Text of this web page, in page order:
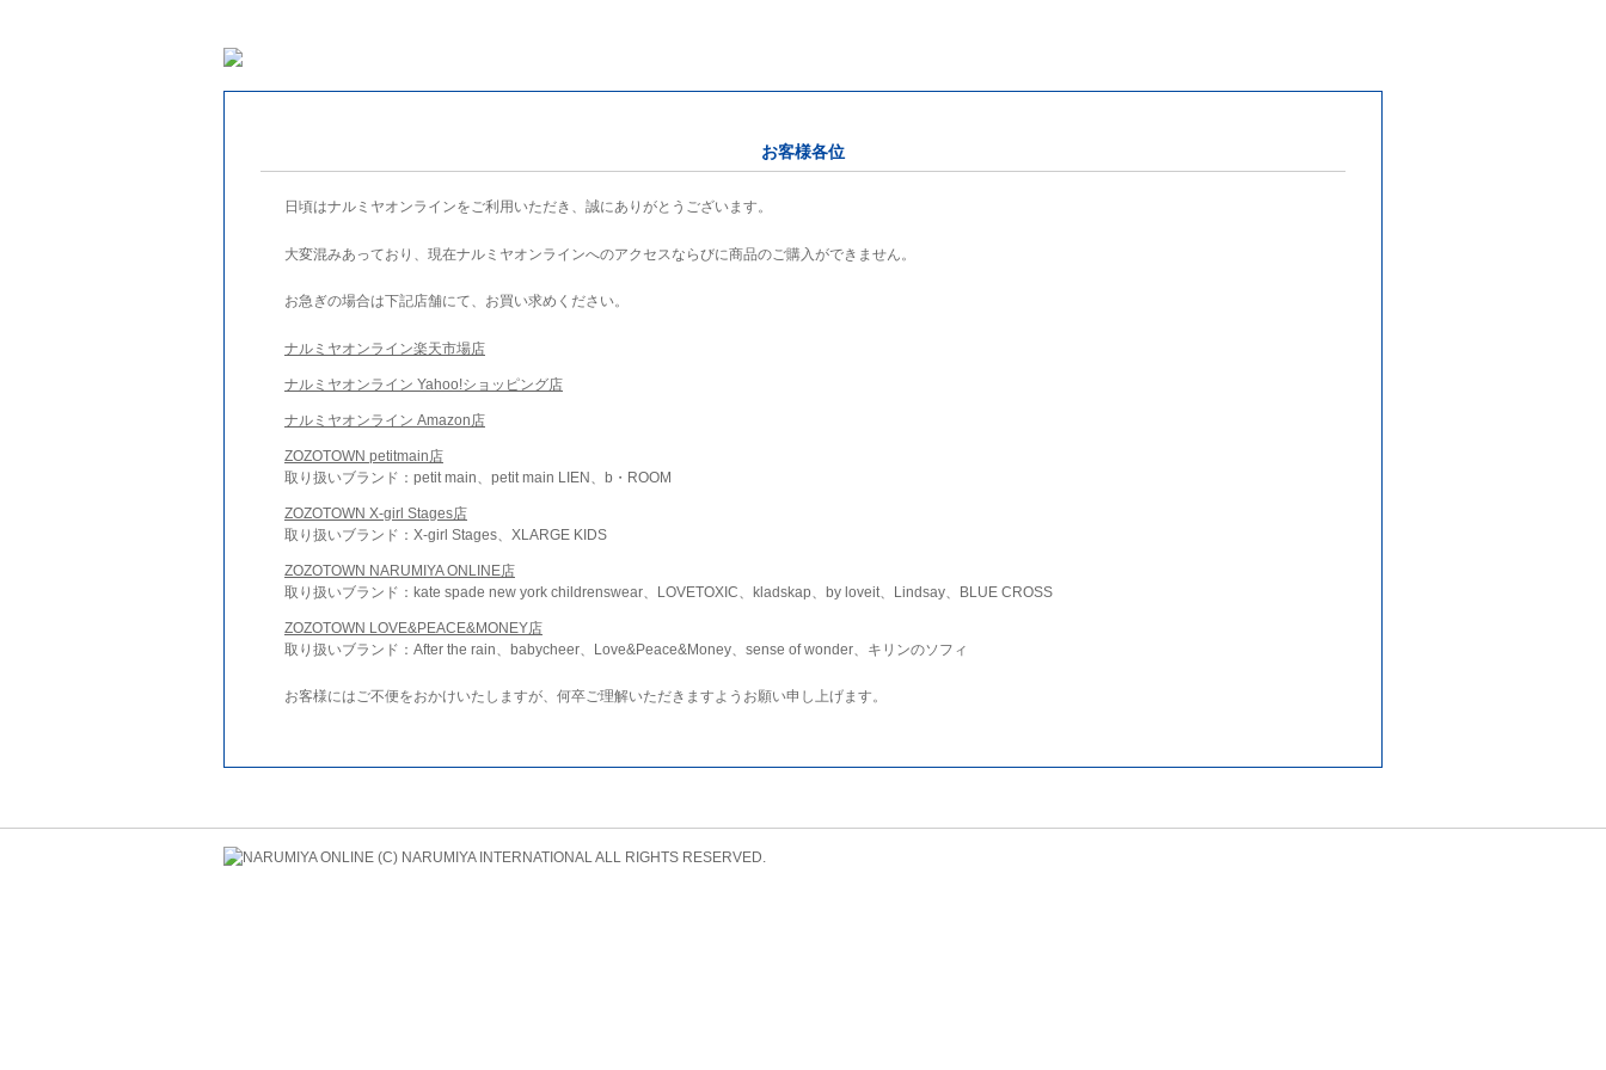
お客様各位
日頃はナルミヤオンラインをご利用いただき、誠にありがとうございます。
大変混みあっており、現在ナルミヤオンラインへのアクセスならびに商品のご購入ができません。
お急ぎの場合は下記店舗にて、お買い求めください。
ナルミヤオンライン楽天市場店
ナルミヤオンライン Yahoo!ショッピング店
ナルミヤオンライン Amazon店
ZOZOTOWN petitmain店
取り扱いブランド：petit main、petit main LIEN、b・ROOM
ZOZOTOWN X-girl Stages店
取り扱いブランド：X-girl Stages、XLARGE KIDS
ZOZOTOWN NARUMIYA ONLINE店
取り扱いブランド：kate spade new york childrenswear、LOVETOXIC、kladskap、by loveit、Lindsay、BLUE CROSS
ZOZOTOWN LOVE&PEACE&MONEY店
取り扱いブランド：After the rain、babycheer、Love&Peace&Money、sense of wonder、キリンのソフィ
お客様にはご不便をおかけいたしますが、何卒ご理解いただきますようお願い申し上げます。